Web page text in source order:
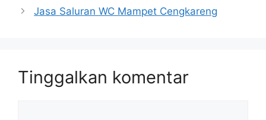
Jasa Saluran WC Mampet Cengkareng
Tinggalkan komentar